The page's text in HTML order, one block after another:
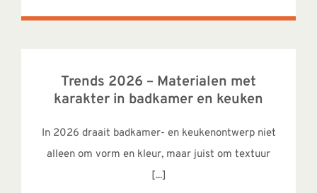
Trends 2026 – Materialen met
karakter in badkamer en keuken
In 2026 draait badkamer- en keukenontwerp niet
alleen om vorm en kleur, maar juist om textuur
[...]